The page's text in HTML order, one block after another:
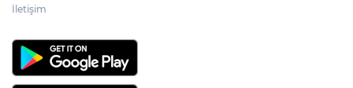
İletişim